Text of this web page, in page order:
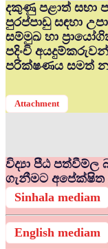
දකුණු පළාත් සභා
පුරප්පාඩු සඳහා
සම්මුඛ හා
පදිංචි
පරික්ෂණය සමත්
Attachment
විද්‍යා පීඨ පත්වීම්ල
ගැනීමට
Sinhala mediam
English mediam